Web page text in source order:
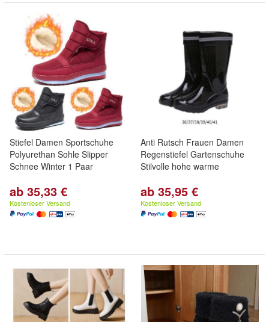
Stiefel Damen Sportschuhe
Polyurethan Sohle Slipper
Schnee Winter 1 Paar
ab 35,33 €
Kostenloser Versand
Anti Rutsch Frauen Damen
Regenstiefel Gartenschuhe
Stilvolle hohe warme
ab 35,95 €
Kostenloser Versand